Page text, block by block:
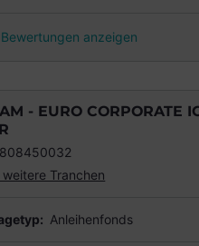
Bewertungen anzeigen
- EURO CORPORATE
weitere Tranchen
Anleihenfonds